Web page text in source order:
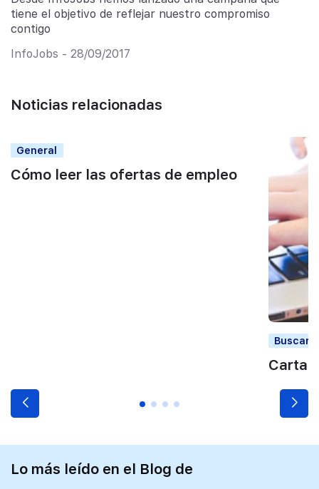
tiene el objetivo de reflejar nuestro compromiso
contigo
InfoJobs - 28/09/2017
Noticias relacionadas
General
Cómo leer las ofertas de empleo
Buscar
Carta
Lo más leído en el Blog de